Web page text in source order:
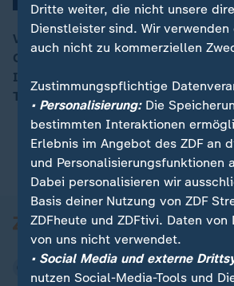
Vier Tage nach dem Einsturz der
Genua mit einer Trauerfeierlichkeit
Immer wieder gab es Applaus für
Toten.
Dritte weiter, die nicht unsere
Dienstleister sind. Wir verwenden
auch nicht zu kommerziellen
Zustimmungspflichtige
• Personalisierung:Die
bestimmten Interaktionen
Erlebnis im Angebot des ZDF an
und Personalisierungsfunktionen
Dabei personalisieren wir
Basis deiner Nutzung von ZDF
ZDFheute und ZDFtivi. Daten von
von uns nicht verwendet.
• Social Media und externe
nutzen Social-Media-Tools und